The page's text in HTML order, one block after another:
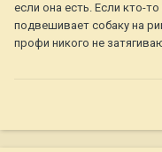
если она есть. Если кто-
подвешивает собаку на
профи никого не